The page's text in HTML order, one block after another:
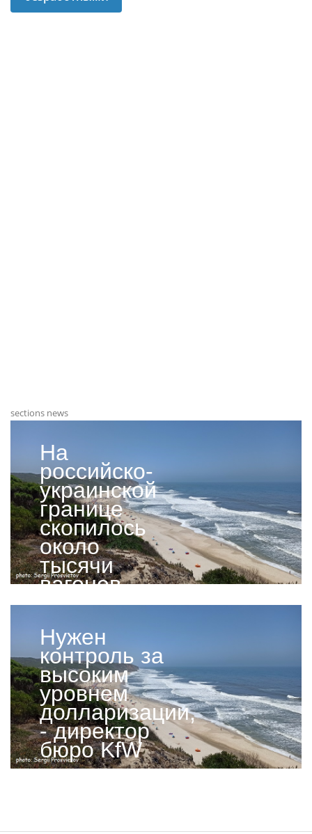
sections news
На
российско-
украинской
границе
скопилось
около
тысячи
вагонов
Нужен
контроль за
высоким
уровнем
долларизации,
- директор
бюро KfW